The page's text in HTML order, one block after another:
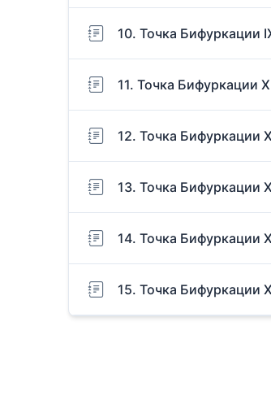
10. Точка Бифуркации
11. Точка Бифуркации X
12. Точка Бифуркации
13. Точка Бифуркации
14. Точка Бифуркации
15. Точка Бифуркации